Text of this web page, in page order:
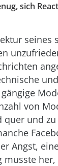
sich
seines
und
von
und zu
Angst,
musste her,